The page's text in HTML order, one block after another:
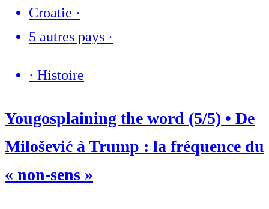
Croatie ·
5 autres pays ·
· Histoire
Yougosplaining the word (5/5) • De
Milošević à Trump : la fréquence du
« non-sens »